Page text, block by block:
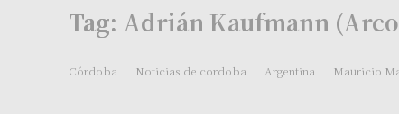
Tag: Adrián Kaufmann
Córdoba Noticias de cordoba Argentina Mauricio